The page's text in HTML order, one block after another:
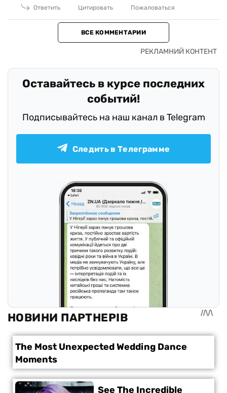
Ответить
Цитировать Пожаловаться
ВСЕ КОММЕНТАРИИ
Оставайтесь в курсе последних
событий!
Подписывайтесь на наш канал в Telegram
Следить в Телеграмме